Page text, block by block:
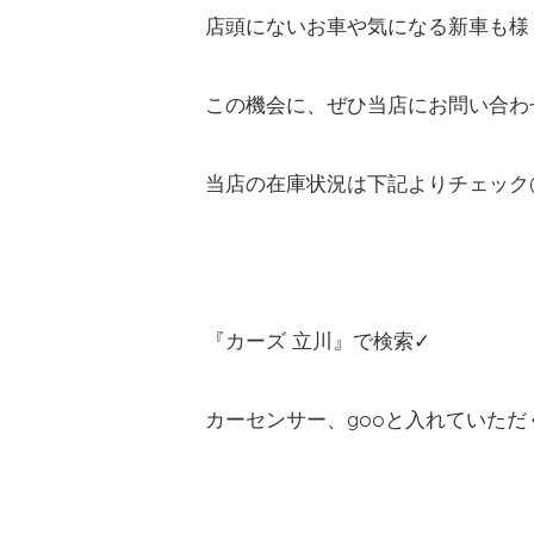
店頭にないお車や気になる新車も
この機会に、ぜひ当店にお問い合
当店の在庫状況は下記よりチェッ
『カーズ 立川』で検索✓
カーセンサー、gooと入れていた